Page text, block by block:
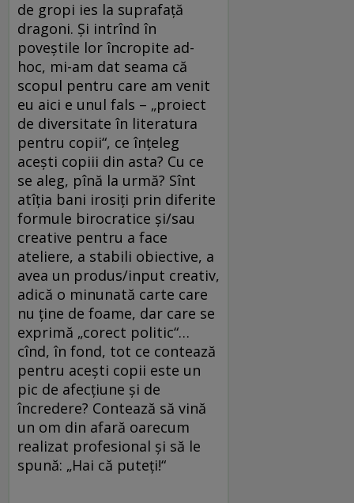
de gropi ies la suprafață
dragoni. Și intrînd în
poveștile lor încropite ad-
hoc, mi-am dat seama că
scopul pentru care am venit
eu aici e unul fals – „proiect
de diversitate în literatura
pentru copii“, ce înțeleg
acești copiii din asta? Cu ce
se aleg, pînă la urmă? Sînt
atîția bani irosiți prin diferite
formule birocratice și/sau
creative pentru a face
ateliere, a stabili obiective, a
avea un produs/input creativ,
adică o minunată carte care
nu ține de foame, dar care se
exprimă „corect politic“…
cînd, în fond, tot ce contează
pentru acești copii este un
pic de afecțiune și de
încredere? Contează să vină
un om din afară oarecum
realizat profesional și să le
spună: „Hai că puteți!“